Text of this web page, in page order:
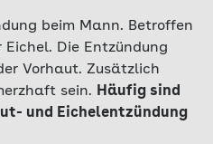
beim Mann. Betroffen
Die Entzündung
Vorhaut. Zusätzlich
sein. Häufig sind
und Eichelentzündung